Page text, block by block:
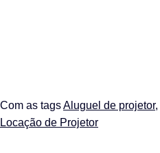
Com as tagsAluguel de projetor,
Locação de Projetor